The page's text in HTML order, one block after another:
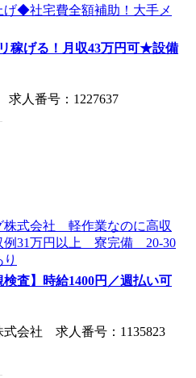
稼げる！月収43万円可★設備
人番号：1227637
検査】時給1400円／週払い可
式会社 求人番号：1135823